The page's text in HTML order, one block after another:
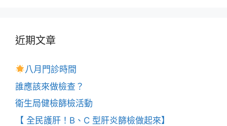
近期文章
八月門診時間
誰應該來做檢查？
衛生局健檢篩檢活動
【 全民護肝！B、C 型肝炎篩檢做起來】